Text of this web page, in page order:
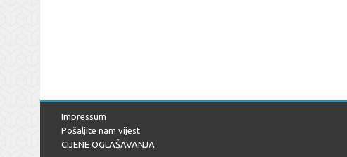
Impressum
Pošaljite nam vijest
CIJENE OGLAŠAVANJA